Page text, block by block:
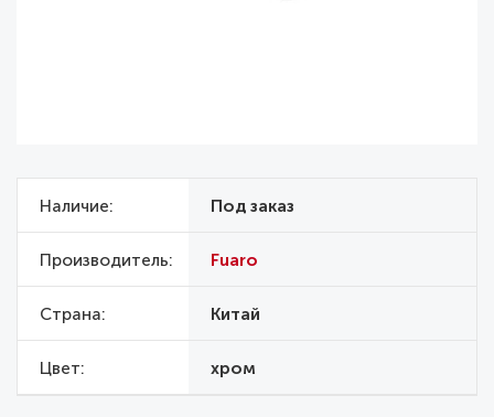
Наличие Под заказ
Производитель Fuaro
Страна Китай
Цвет хром